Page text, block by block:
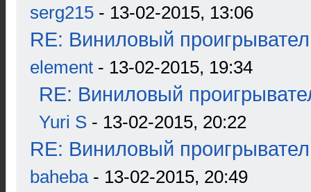
serg215 - 13-02-2015, 13:06
RE: Виниловый
element - 13-02-2015, 19:34
RE: Виниловый
Yuri S - 13-02-2015, 20:22
RE: Виниловый
baheba- 13-02-2015, 20:49